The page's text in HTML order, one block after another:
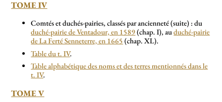
TOME IV
Comtés et duchés-pairies, classés par ancienneté (suite) : du
duché-pairie de Ventadour, en 1589(chap. I), auduché-pairie
de La Ferté Senneterre, en 1665 (chap. XL).
Table du t. IV.
Table alphabétique des noms et des terres mentionnés dans le
t. IV.
TOME V